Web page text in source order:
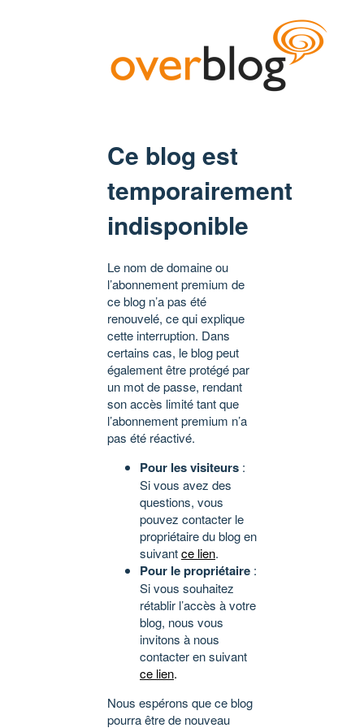
Ce blog est
temporairement
indisponible
Le nom de domaine ou
l’abonnement premium de
ce blog n’a pas été
renouvelé, ce qui explique
cette interruption. Dans
certains cas, le blog peut
également être protégé par
un mot de passe, rendant
son accès limité tant que
l’abonnement premium n’a
pas été réactivé.
Pour les visiteurs :
Si vous avez des
questions, vous
pouvez contacter le
propriétaire du blog en
suivantce lien.
Pour le propriétaire :
Si vous souhaitez
rétablir l’accès à votre
blog, nous vous
invitons à nous
contacter en suivant
ce lien.
Nous espérons que ce blog
pourra être de nouveau